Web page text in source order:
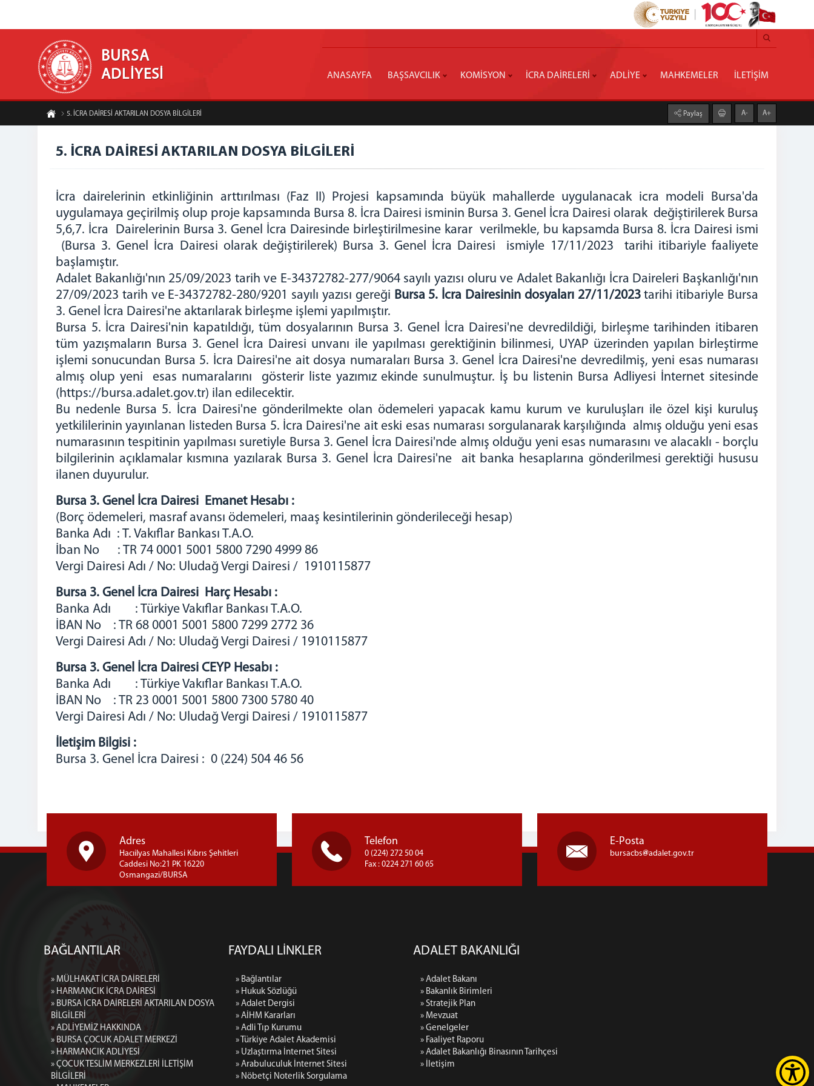
BURSA
ADLİYESİ ANASAYFA BAŞSAVCILIK KOMİSYON İCRA DAİRELERİ ADLİYE MAHKEMELER İLETİŞİM
5. İCRA DAİRESİ AKTARILAN DOSYA BİLGİLERİ Paylaş A- A+
5. İCRA DAİRESİ AKTARILAN DOSYA BİLGİLERİ
İcra dairelerinin etkinliğinin arttırılması (Faz II) Projesi kapsamında büyük mahallerde uygulanacak icra modeli Bursa'da
uygulamaya geçirilmiş olup proje kapsamında Bursa 8. İcra Dairesi isminin Bursa 3. Genel İcra Dairesi olarak değiştirilerek Bursa
5,6,7. İcra Dairelerinin Bursa 3. Genel İcra Dairesinde birleştirilmesine karar verilmekle, bu kapsamda Bursa 8. İcra Dairesi ismi
(Bursa 3. Genel İcra Dairesi olarak değiştirilerek) Bursa 3. Genel İcra Dairesi ismiyle 17/11/2023 tarihi itibariyle faaliyete
başlamıştır.
Adalet Bakanlığı'nın 25/09/2023 tarih ve E-34372782-277/9064 sayılı yazısı oluru ve Adalet Bakanlığı İcra Daireleri Başkanlığı'nın
27/09/2023 tarih ve E-34372782-280/9201 sayılı yazısı gereği Bursa 5. İcra Dairesinin dosyaları 27/11/2023tarihi itibariyle Bursa
3. Genel İcra Dairesi'ne aktarılarak birleşme işlemi yapılmıştır.
Bursa 5. İcra Dairesi'nin kapatıldığı, tüm dosyalarının Bursa 3. Genel İcra Dairesi'ne devredildiği, birleşme tarihinden itibaren
tüm yazışmaların Bursa 3. Genel İcra Dairesi unvanı ile yapılması gerektiğinin bilinmesi, UYAP üzerinden yapılan birleştirme
işlemi sonucundan Bursa 5. İcra Dairesi'ne ait dosya numaraları Bursa 3. Genel İcra Dairesi'ne devredilmiş, yeni esas numarası
almış olup yeni esas numaralarını gösterir liste yazımız ekinde sunulmuştur. İş bu listenin Bursa Adliyesi İnternet sitesinde
(https://bursa.adalet.gov.tr) ilan edilecektir.
Bu nedenle Bursa 5. İcra Dairesi'ne gönderilmekte olan ödemeleri yapacak kamu kurum ve kuruluşları ile özel kişi kuruluş
yetkililerinin yayınlanan listeden Bursa 5. İcra Dairesi'ne ait eski esas numarası sorgulanarak karşılığında almış olduğu yeni esas
numarasının tespitinin yapılması suretiyle Bursa 3. Genel İcra Dairesi'nde almış olduğu yeni esas numarasını ve alacaklı - borçlu
bilgilerinin açıklamalar kısmına yazılarak Bursa 3. Genel İcra Dairesi'ne ait banka hesaplarına gönderilmesi gerektiği hususu
ilanen duyurulur.
Bursa 3. Genel İcra Dairesi Emanet Hesabı :
(Borç ödemeleri, masraf avansı ödemeleri, maaş kesintilerinin gönderileceği hesap)
Banka Adı : T. Vakıflar Bankası T.A.O.
İban No : TR 74 0001 5001 5800 7290 4999 86
Vergi Dairesi Adı / No: Uludağ Vergi Dairesi / 1910115877
Bursa 3. Genel İcra Dairesi Harç Hesabı :
Banka Adı : Türkiye Vakıflar Bankası T.A.O.
İBAN No : TR 68 0001 5001 5800 7299 2772 36
Vergi Dairesi Adı / No: Uludağ Vergi Dairesi / 1910115877
Bursa 3. Genel İcra Dairesi CEYP Hesabı :
Banka Adı : Türkiye Vakıflar Bankası T.A.O.
İBAN No : TR 23 0001 5001 5800 7300 5780 40
Vergi Dairesi Adı / No: Uludağ Vergi Dairesi / 1910115877
İletişim Bilgisi :
Bursa 3. Genel İcra Dairesi : 0 (224) 504 46 56
Adres
Hacıilyas Mahallesi Kıbrıs Şehitleri
Caddesi No:21 PK 16220
Osmangazi/BURSA
Telefon
0 (224) 272 50 04
Fax : 0224 271 60 65
E-Posta
bursacbs adalet.gov.tr
BAĞLANTILAR
» MÜLHAKAT İCRA DAİRELERİ
» HARMANCIK İCRA DAİRESİ
» BURSA İCRA DAİRELERİ AKTARILAN DOSYA
BİLGİLERİ
» ADLİYEMİZ HAKKINDA
» BURSA ÇOCUK ADALET MERKEZİ
» HARMANCIK ADLİYESİ
» ÇOCUK TESLİM MERKEZLERİ İLETİŞİM
BİLGİLERİ
FAYDALI LİNKLER
» Bağlantılar
» Hukuk Sözlüğü
» Adalet Dergisi
» AİHM Kararları
» Adli Tıp Kurumu
» Türkiye Adalet Akademisi
» Uzlaştırma İnternet Sitesi
» Arabuluculuk İnternet Sitesi
» Nöbetçi Noterlik Sorgulama
ADALET BAKANLIĞI
» Adalet Bakanı
» Bakanlık Birimleri
» Stratejik Plan
» Mevzuat
» Genelgeler
» Faaliyet Raporu
» Adalet Bakanlığı Binasının Tarihçesi
» İletişim